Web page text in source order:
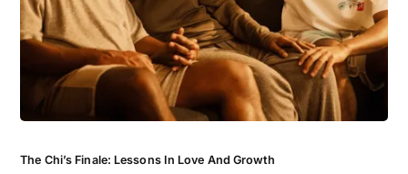
The Chi’s Finale: Lessons In Love And Growth